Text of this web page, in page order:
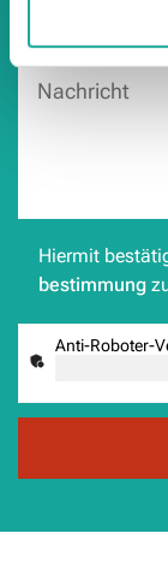
Hiermit
bestimmung
Anti-Roboter-